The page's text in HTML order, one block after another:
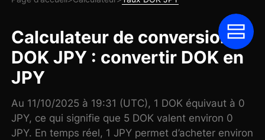
Calculateur de conversion
DOK JPY : convertir DOK en
JPY
Au 11/10/2025 à 19:31 (UTC), 1 DOK équivaut à 0
JPY, ce qui signifie que 5 DOK valent environ 0
JPY. En temps réel, 1 JPY permet d’acheter environ